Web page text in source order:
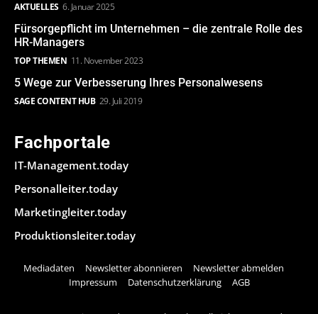
AKTUELLES 6. Januar 2025
Fürsorgepflicht im Unternehmen – die zentrale Rolle des
HR-Managers
TOP THEMEN 11. November 2023
5 Wege zur Verbesserung Ihres Personalwesens
SAGE CONTENT HUB 29. Juli 2019
Fachportale
IT-Management.today
Personalleiter.today
Marketingleiter.today
Produktionsleiter.today
Mediadaten Newsletter abonnieren
Newsletter abmelden
Impressum
Datenschutzerklärung AGB